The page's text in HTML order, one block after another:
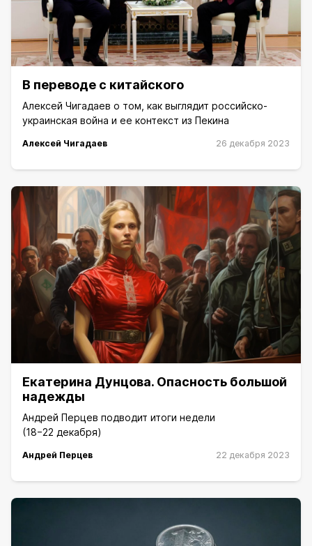
В переводе с китайского
Алексей Чигадаев о том, как выглядит российско-
украинская война и ее контекст из Пекина
Алексей Чигадаев 26 декабря 2023
Екатерина Дунцова. Опасность большой
надежды
Андрей Перцев подводит итоги недели
(18−22 декабря)
Андрей Перцев 22 декабря 2023